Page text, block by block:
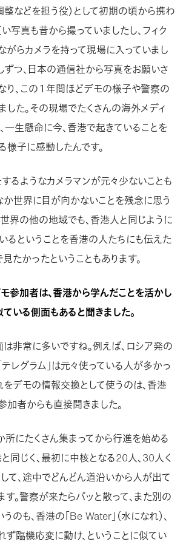
整などを担う役）として初期の頃から携わ
写真も昔から撮っていましたし、フィク
がらカメラを持って現場に入っていまし
ずつ、日本の通信社から写真をお願いさ
り、この１年間ほどデモの様子や警察の
した。その現場でたくさんの海外メディ
一生懸命に今、香港で起きていることを
様子に感動したんです。
るようなカメラマンが元々少ないことも
か世界に目が向かないことを残念に思う
世界の他の地域でも、香港人と同じように
るということを香港の人たちにも伝えた
たかったということもあります。
参加者は、香港から学んだことを活かし
いる側面もあると聞きました。
非常に多いですね。例えば、ロシア発の
テレグラム」は元々使っている人が多かっ
をデモの情報交換として使うのは、香港
加者からも直接聞きました。
所にたくさん集まってから行進を始める
と同じく、最初に中核となる20人、30人く
て、途中でどんどん道沿いから人が出て
す。警察が来たらパッと散って、また別の
のも、香港の「Be Water」（水になれ）、
ず臨機応変に動け、ということに似てい